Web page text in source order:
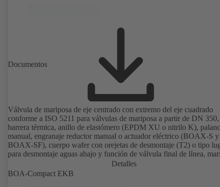
Documentos
Válvula de mariposa de eje centrado con extremo del eje cuadrado
conforme a ISO 5211 para válvulas de mariposa a partir de DN
barrera térmica, anillo de elastómero (EPDM XU o nitrilo K),
manual, engranaje reductor manual o actuador eléctrico (BOAX-S y
BOAX-SF), cuerpo wafer con orejetas de desmontaje (T2) o tipo
para desmontaje aguas abajo y función de válvula final de línea,
de acero inoxidable 1.4308, conexiones según EN.
Detalles
BOA-Compact EKB